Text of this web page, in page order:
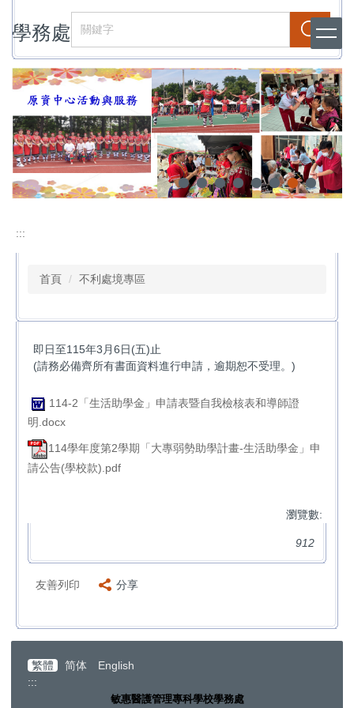
到
要
內
容
學務處 搜尋
:::
首頁 不利處境專區
即日至115年3月6日(五)止
(請務必備齊所有書面資料進行申請，逾期恕不受理。)
114-2「生活助學金」申請表暨自我檢核表和導師證
明.docx
114學年度第2學期「大專弱勢助學計畫-生活助學金」申
請公告(學校款).pdf
瀏覽數:
912
友善列印 分享
繁體 简体
English
:::
敏惠醫護管理專科學校學務處